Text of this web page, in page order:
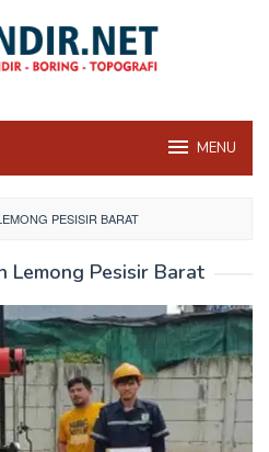
MENU
PESISIR BARAT
Lemong Pesisir Barat